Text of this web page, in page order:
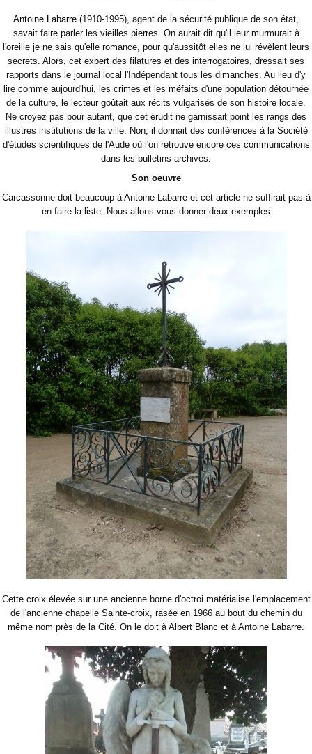
Antoine Labarre (1910-1995), agent de la sécurité publique de son état,
savait faire parler les vieilles pierres. On aurait dit qu'il leur murmurait à
l'oreille je ne sais qu'elle romance, pour qu'aussitôt elles ne lui révèlent leurs
secrets. Alors, cet expert des filatures et des interrogatoires, dressait ses
rapports dans le journal local l'Indépendant tous les dimanches. Au lieu d'y
lire comme aujourd'hui, les crimes et les méfaits d'une population détournée
de la culture, le lecteur goûtait aux récits vulgarisés de son histoire locale.
Ne croyez pas pour autant, que cet érudit ne garnissait point les rangs des
illustres institutions de la ville. Non, il donnait des conférences à la Société
d'études scientifiques de l'Aude où l'on retrouve encore ces communications
dans les bulletins archivés.
Son oeuvre
Carcassonne doit beaucoup à Antoine Labarre et cet article ne suffirait pas à
en faire la liste. Nous allons vous donner deux exemples
Cette croix élevée sur une ancienne borne d'octroi matérialise l'emplacement
de l'ancienne chapelle Sainte-croix, rasée en 1966 au bout du chemin du
même nom près de la Cité. On le doit à Albert Blanc et à Antoine Labarre.